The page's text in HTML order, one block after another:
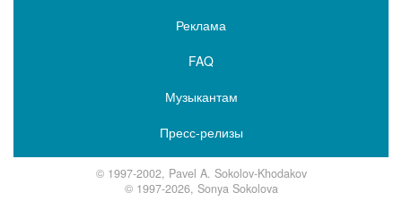
Реклама
FAQ
Музыкантам
Пресс-релизы
© 1997-2002, Pavel A. Sokolov-Khodakov
© 1997-2026, Sonya Sokolova